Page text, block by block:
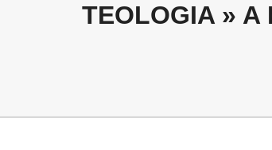
TEOLOGIA » A